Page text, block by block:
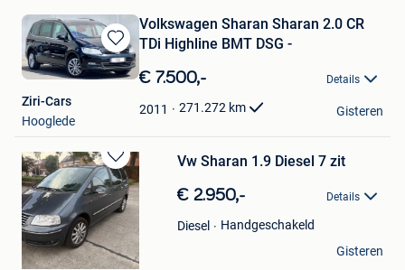
Bewaren
in
Favorieten
Volkswagen Sharan Sharan 2.0 CR
TDi Highline BMT DSG -
€ 7.500,- Details
2011 271.272 km
Ziri-Cars
Hooglede
Gisteren
Bewaren
in
Mijn
Favorieten
Vw Sharan 1.9 Diesel 7 zit
€ 2.950,- Details
Diesel
Handgeschakeld
Jay
Waregem
Gisteren